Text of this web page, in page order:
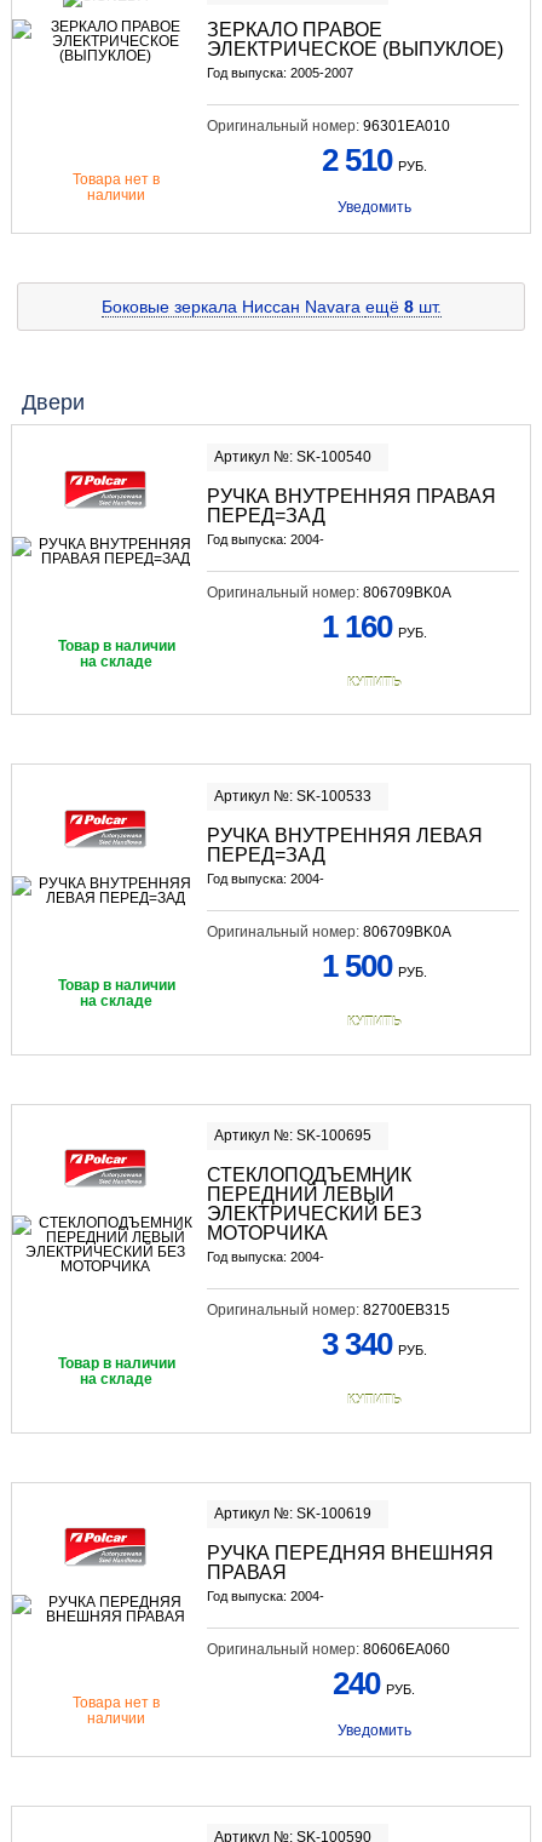
ЗЕРКАЛО ПРАВОЕ
ЭЛЕКТРИЧЕСКОЕ (ВЫПУКЛОЕ)
Год выпуска: 2005-2007
Оригинальный номер: 96301EA010
Товара нет в
наличии
2 510 РУБ.
Уведомить
Боковые зеркала Ниссан Navara ещё 8шт.
Двери
Артикул №: SK-100540
РУЧКА ВНУТРЕННЯЯ ПРАВАЯ
ПЕРЕД=ЗАД
Год выпуска: 2004-
Оригинальный номер: 806709BK0A
Товар в наличии
на складе
1 160 РУБ.
КУПИТЬ
Артикул №: SK-100533
РУЧКА ВНУТРЕННЯЯ ЛЕВАЯ
ПЕРЕД=ЗАД
Год выпуска: 2004-
Оригинальный номер: 806709BK0A
Товар в наличии
на складе
1 500 РУБ.
КУПИТЬ
Артикул №: SK-100695
СТЕКЛОПОДЪЕМНИК
ПЕРЕДНИЙ ЛЕВЫЙ
ЭЛЕКТРИЧЕСКИЙ БЕЗ
МОТОРЧИКА
Год выпуска: 2004-
Оригинальный номер: 82700EB315
Товар в наличии
на складе
3 340 РУБ.
КУПИТЬ
Артикул №: SK-100619
РУЧКА ПЕРЕДНЯЯ ВНЕШНЯЯ
ПРАВАЯ
Год выпуска: 2004-
Оригинальный номер: 80606EA060
Товара нет в
наличии
240 РУБ.
Уведомить
Артикул №: SK-100590